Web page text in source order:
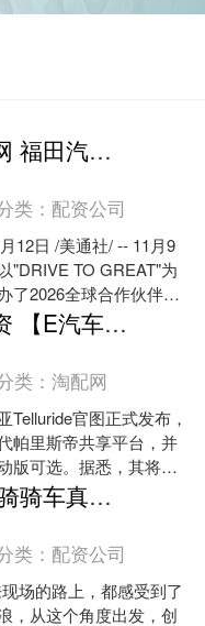
蚂蚁策略网 福田汽车开启全球商用车新篇章
类： 配资公司
12日 /美通社/ -- 11月9
"DRIVE TO GREAT"为
了2026全球合作伙伴大
引了来....
飚升网配资 【E汽车】全新起亚Telluride官图发布
类：淘配网
Telluride官图正式发布，
帕里斯帝共享平台，并
版可选。据悉，其将于
矶车展上正式揭幕，预
前海配资 骑骑车真能换钱？闵行这场大讨论现场，“零碳”话题让各方代表越聊越激动
类： 配资公司
场的路上，都感受到了
，从这个角度出发，创